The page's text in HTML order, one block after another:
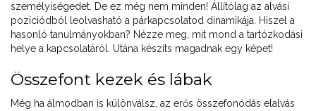
személyiségedet. De ez még nem minden! Állítólag az alvási
pozíciódból leolvasható a párkapcsolatod dinamikája. Hiszel a
hasonló tanulmányokban? Nézze meg, mit mond a tartózkodási
helye a kapcsolatáról. Utána készíts magadnak egy képet!
Összefont kezek és lábak
Még ha álmodban is különválsz, az erős összefonódás elalvás